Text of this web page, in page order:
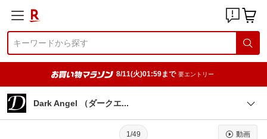
8/11(火)01:59まで 要エントリー
Dark Angel （ダークエ
1/49 動画